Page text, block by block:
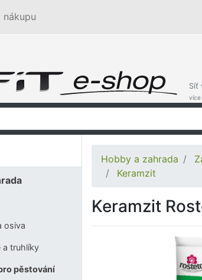
nákupu
Síť
více
osiva
a truhlíky
pěstování
Hobby a zahrada
Keramzit
Keramzit